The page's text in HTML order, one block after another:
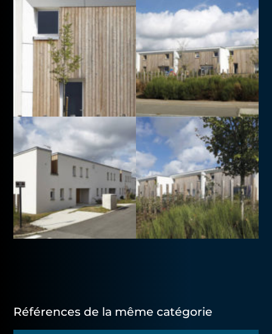
Références de la même catégorie